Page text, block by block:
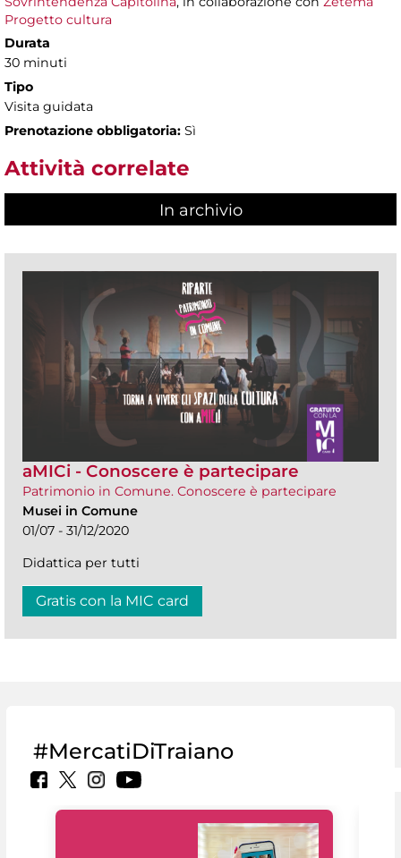
Progetto cultura
Durata
30 minuti
Tipo
Visita guidata
Prenotazione obbligatoria: Sì
Attività correlate
In archivio
aMICi - Conoscere è partecipare
Patrimonio in Comune. Conoscere è partecipare
Musei in Comune
01/07 - 31/12/2020
Didattica per tutti
Gratis con la MIC card
#MercatiDiTraiano